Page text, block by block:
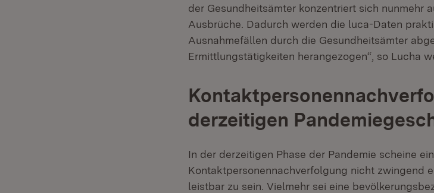
der Gesundheitsämter konzentriert sich nunmehr
Ausbrüche. Dadurch werden die luca-Daten
Ausnahmefällen durch die Gesundheitsämter
Ermittlungstätigkeiten herangezogen“, so Lucha
derzeitigen
In der derzeitigen Phase der Pandemie scheine
Kontaktpersonennachverfolgung nicht zwingend
leistbar zu sein. Vielmehr sei eine